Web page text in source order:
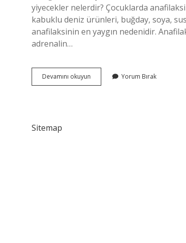
yiyecekler nelerdir? Çocuklarda
kabuklu deniz ürünleri, buğday, soya,
anafilaksinin en yaygın nedenidir.
adrenalin…
Devamını okuyun Anafilaktik
Şoka
Yorum Bırak
Sitemap